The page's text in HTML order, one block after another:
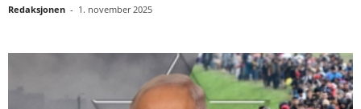
Redaksjonen - 1. november 2025